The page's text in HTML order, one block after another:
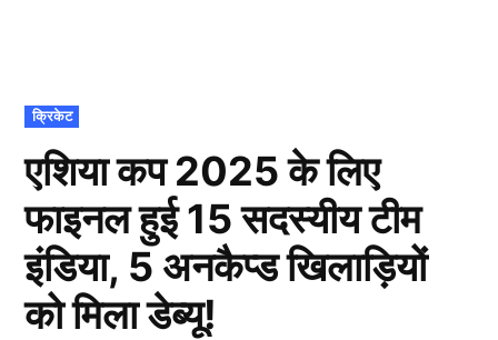
POSTED
IN
क्रिकेट
एशिया कप 2025 के लिए
फाइनल हुई 15 सदस्यीय टीम
इंडिया, 5 अनकैप्ड खिलाड़ियों
को मिला डेब्यू!